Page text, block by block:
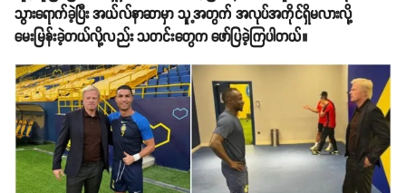
သွားရောက်ခဲ့ပြီး အယ်လ်နာဆာမှာ သူ့အတွက် အလုပ်အကိုင်ရှိမလားလို့
မေးမြန်းခဲ့တယ်လို့လည်း သတင်းတွေက ဖော်ပြခဲ့ကြပါတယ်။